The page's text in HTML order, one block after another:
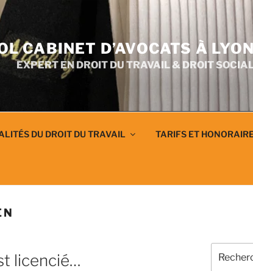
CABINET D’AVOCATS À
EXPERT EN DROIT DU TRAVAIL & DROIT
DU DROIT DU TRAVAIL TARIFS ET
licencié…
pour